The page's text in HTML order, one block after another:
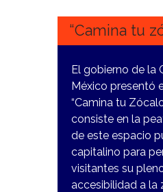
“Camina tu
El gobierno de la
México presentó
“Camina tu
consiste en la
de este espacio
capitalino para
visitantes su
accesibilidad a la